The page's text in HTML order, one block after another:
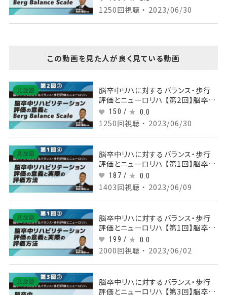
Berg Balance Scale Part②評価
ガイド2
1250回視聴 ・ 2023/06/30
この動画を見た人が良く見ている動画
見放題
脳卒中リハに対するバランス・歩行
評価とニューロリハ 【第2回】脳卒中
リハビリテーション評価の意義と
Berg Balance Scale Part②評価
ガイド2
150 / 0.0
1250回視聴 ・ 2023/06/30
見放題
脳卒中リハに対するバランス・歩行
評価とニューロリハ 【第1回】脳卒中
リハビリテーション評価の意義と実
際の評価方法 Part④装具の効果と
症例
187 / 0.0
1403回視聴 ・ 2023/06/09
見放題
脳卒中リハに対するバランス・歩行
評価とニューロリハ 【第1回】脳卒中
リハビリテーション評価の意義と実
際の評価方法 Part③歩行評価とメ
カニズム
199 / 0.0
2000回視聴 ・ 2023/06/02
見放題
脳卒中リハに対するバランス・歩行
評価とニューロリハ 【第3回】脳卒中